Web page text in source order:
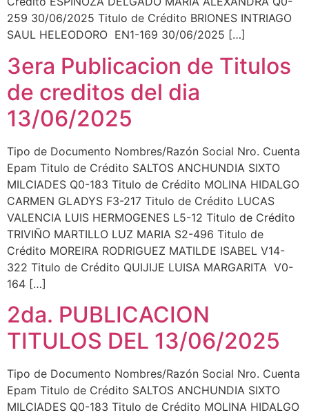
259 30/06/2025 Titulo de Crédito BRIONES INTRIAGO
SAUL HELEODORO EN1-169 30/06/2025 […]
3era Publicacion de Titulos
de creditos del dia
13/06/2025
Tipo de Documento Nombres/Razón Social Nro. Cuenta
Epam Titulo de Crédito SALTOS ANCHUNDIA SIXTO
MILCIADES Q0-183 Titulo de Crédito MOLINA HIDALGO
CARMEN GLADYS F3-217 Titulo de Crédito LUCAS
VALENCIA LUIS HERMOGENES L5-12 Titulo de Crédito
TRIVIÑO MARTILLO LUZ MARIA S2-496 Titulo de
Crédito MOREIRA RODRIGUEZ MATILDE ISABEL V14-
322 Titulo de Crédito QUIJIJE LUISA MARGARITA V0-
164 […]
2da. PUBLICACION
TITULOS DEL 13/06/2025
Tipo de Documento Nombres/Razón Social Nro. Cuenta
Epam Titulo de Crédito SALTOS ANCHUNDIA SIXTO
MILCIADES Q0-183 Titulo de Crédito MOLINA HIDALGO